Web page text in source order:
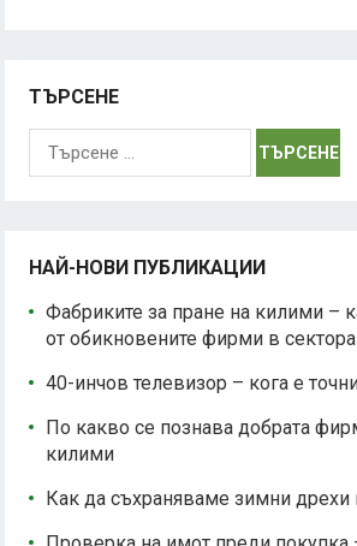
ТЪРСЕНЕ
Търсене
НАЙ-НОВИ ПУБЛИКАЦИИ
Фабриките за пране на килими –
от обикновените фирми в сектора
40-инчов телевизор – кога е
По какво се познава добрата
килими
Как да съхраняваме зимни дрехи